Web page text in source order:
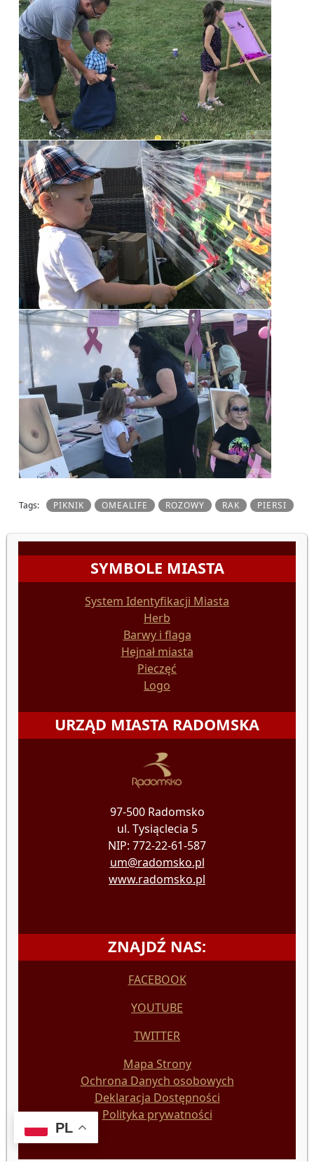
Tags: PIKNIK OMEALIFE ROZOWY RAK PIERSI
SYMBOLE MIASTA
System Identyfikacji Miasta
Herb
Barwy i flaga
Hejnał miasta
Pieczęć
Logo
URZĄD MIASTA RADOMSKA
97-500 Radomsko
ul. Tysiąclecia 5
NIP: 772-22-61-587
um@radomsko.pl
www.radomsko.pl
ZNAJDŹ NAS:
FACEBOOK
YOUTUBE
TWITTER
Mapa Strony
Ochrona Danych osobowych
Deklaracja Dostępności
Polityka prywatności
PL